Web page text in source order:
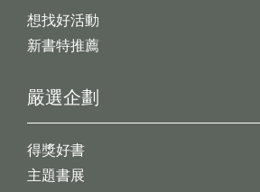
想找好活動
新書特推薦
嚴選企劃
得獎好書
主題書展